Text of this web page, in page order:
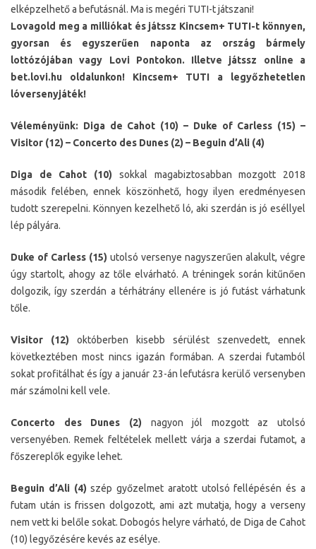
elképzelhető a befutásnál. Ma is megéri TUTI-t játszani!
Lovagold meg a milliókat és játssz Kincsem+ TUTI-t könnyen,
gyorsan és egyszerűen naponta az ország bármely
lottózójában vagy Lovi Pontokon. Illetve játssz online a
bet.lovi.hu oldalunkon! Kincsem+ TUTI a legyőzhetetlen
lóversenyjáték!
Véleményünk: Diga de Cahot (10) – Duke of Carless (15) –
Visitor (12) – Concerto des Dunes (2) – Beguin d’Ali (4)
Diga de Cahot (10) sokkal magabiztosabban mozgott 2018
második felében, ennek köszönhető, hogy ilyen eredményesen
tudott szerepelni. Könnyen kezelhető ló, aki szerdán is jó eséllyel
lép pályára.
Duke of Carless (15) utolsó versenye nagyszerűen alakult, végre
úgy startolt, ahogy az tőle elvárható. A tréningek során kitűnően
dolgozik, így szerdán a térhátrány ellenére is jó futást várhatunk
tőle.
Visitor (12) októberben kisebb sérülést szenvedett, ennek
következtében most nincs igazán formában. A szerdai futamból
sokat profitálhat és így a január 23-án lefutásra kerülő versenyben
már számolni kell vele.
Concerto des Dunes (2) nagyon jól mozgott az utolsó
versenyében. Remek feltételek mellett várja a szerdai futamot, a
főszereplők egyike lehet.
Beguin d’Ali (4) szép győzelmet aratott utolsó fellépésén és a
futam után is frissen dolgozott, ami azt mutatja, hogy a verseny
nem vett ki belőle sokat. Dobogós helyre várható, de Diga de Cahot
(10) legyőzésére kevés az esélye.